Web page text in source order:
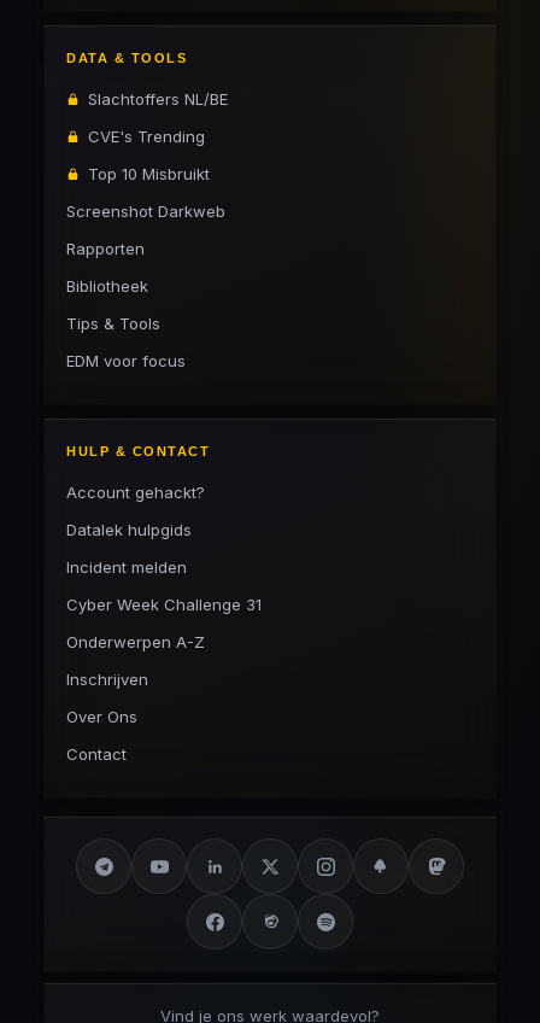
DATA & TOOLS
Slachtoffers NL/BE
CVE's Trending
Top 10 Misbruikt
Screenshot Darkweb
Rapporten
Bibliotheek
Tips & Tools
EDM voor focus
HULP & CONTACT
Account gehackt?
Datalek hulpgids
Incident melden
Cyber Week Challenge 31
Onderwerpen A-Z
Inschrijven
Over Ons
Contact
Vind je ons werk waardevol?